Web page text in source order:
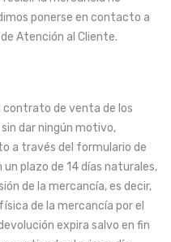
ponerse en contacto a
Atención al Cliente.
contrato de venta de los
dar ningún motivo,
a través del formulario de
plazo de 14 días naturales,
de la mercancía, es decir,
de la mercancía por el
expira salvo en fin